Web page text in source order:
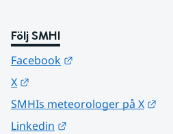
Följ SMHI
Facebook
X
SMHIs meteorologer på X
Linkedin